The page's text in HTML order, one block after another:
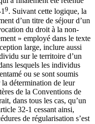
9. Suivant cette logique, la
d’un titre de séjour d’un
du droit à la non-
» employé dans le texte
large, inclure aussi
sur le territoire d’un
lesquels les individus
ou se sont soumis
la détermination de leur
de la Conventions de
dans tous les cas, qu’un
32-1 cessant ainsi,
de régularisation s’est